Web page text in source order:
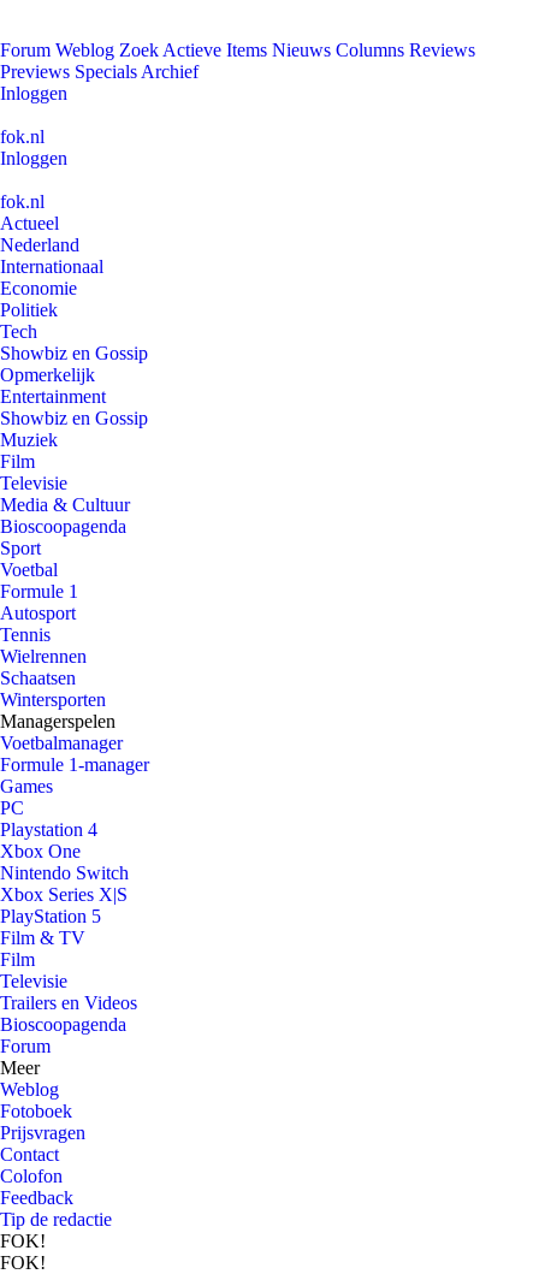
Forum Weblog Zoek Actieve Items Nieuws Columns Reviews
Previews Specials Archief
Inloggen
fok.nl
Inloggen
fok.nl
Actueel
Nederland
Internationaal
Economie
Politiek
Tech
Showbiz en Gossip
Opmerkelijk
Entertainment
Showbiz en Gossip
Muziek
Film
Televisie
Media & Cultuur
Bioscoopagenda
Sport
Voetbal
Formule 1
Autosport
Tennis
Wielrennen
Schaatsen
Wintersporten
Managerspelen
Voetbalmanager
Formule 1-manager
Games
PC
Playstation 4
Xbox One
Nintendo Switch
Xbox Series X|S
PlayStation 5
Film & TV
Film
Televisie
Trailers en Videos
Bioscoopagenda
Forum
Meer
Weblog
Fotoboek
Prijsvragen
Contact
Colofon
Feedback
Tip de redactie
FOK!
FOK!